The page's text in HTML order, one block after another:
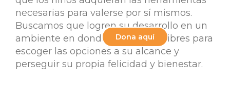
Dona aquí
necesarias para valerse por sí mismos.
Buscamos que logren su desarrollo en un
ambiente en donde puedan ser libres para
escoger las opciones a su alcance y
perseguir su propia felicidad y bienestar.